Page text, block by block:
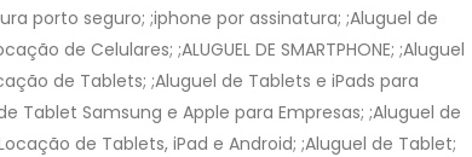
porto seguro; ;iphone por assinatura; ;Aluguel de
de Celulares; ;ALUGUEL DE SMARTPHONE; ;Aluguel
de Tablets; ;Aluguel de Tablets e iPads para
Tablet Samsung e Apple para Empresas; ;Aluguel de
de Tablets, iPad e Android; ;Aluguel de Tablet;